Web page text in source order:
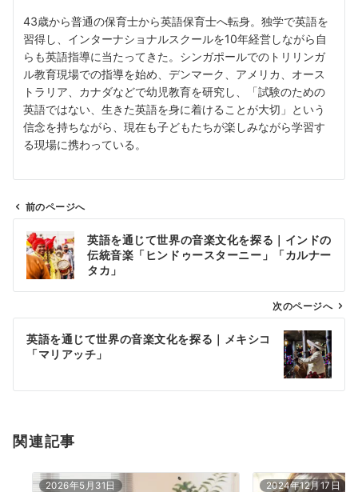
43歳から普通の保育士から英語保育士へ転身。独学で英語を
習得し、インターナショナルスクールを10年経営しながら自
らも英語指導に当たってきた。シンガポールでのトリリンガ
ル教育現場での指導を始め、デンマーク、アメリカ、オース
トラリア、カナダなどで幼児教育を研究し、「試験のための
英語ではない、生きた英語を身に着けることが大切」という
信念を持ちながら、現在も子どもたちが楽しみながら学習す
る現場に携わっている。
ン
前のページへ
英語を通じて世界の音楽文化を探る｜インドの
伝統音楽「ヒンドゥースターニー」「カルナー
タカ」
次のページへ
英語を通じて世界の音楽文化を探る｜メキシコ
「マリアッチ」
関連記事
2026年5月31日 2024年12月17日